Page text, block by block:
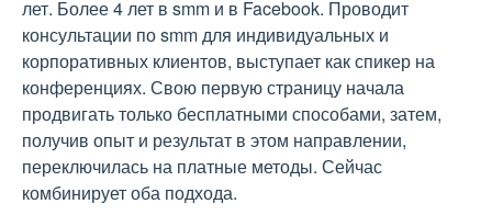
лет. Более 4 лет в smm и в Facebook. Проводит
консультации по smm для индивидуальных и
корпоративных клиентов, выступает как спикер на
конференциях. Свою первую страницу начала
продвигать только бесплатными способами, затем,
получив опыт и результат в этом направлении,
переключилась на платные методы. Сейчас
комбинирует оба подхода.